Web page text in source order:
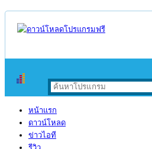
หน้าแรก
ดาวน์โหลด
ข่าวไอที